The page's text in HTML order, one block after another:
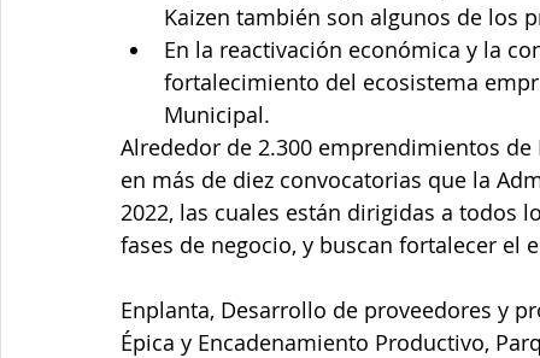
Kaizen también son algunos de los
En la reactivación económica y la
fortalecimiento del ecosistema
Municipal.
Alrededor de 2.300 emprendimientos
en más de diez convocatorias que la
2022, las cuales están dirigidas a todos
fases de negocio, y buscan fortalecer el
Enplanta, Desarrollo de proveedores y
Épica y Encadenamiento Productivo,